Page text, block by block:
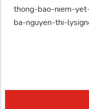
thong-bao-niem-
ba-nguyen-thi-